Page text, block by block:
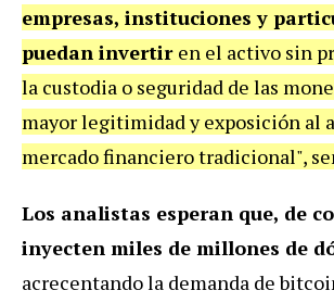
empresas, instituciones y
puedan invertir en el activo sin
la custodia o seguridad de las
mayor legitimidad y exposición al
mercado financiero tradicional",
Los analistas esperan que, de
inyecten miles de millones de
acrecentando la demanda de